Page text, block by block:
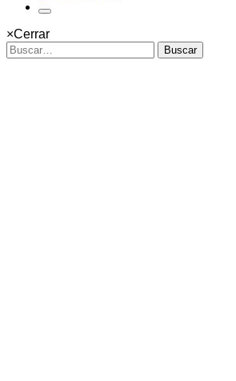
×Cerrar
Buscar